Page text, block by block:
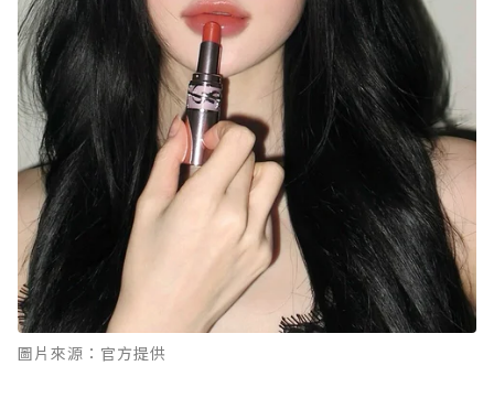
圖片來源：官方提供